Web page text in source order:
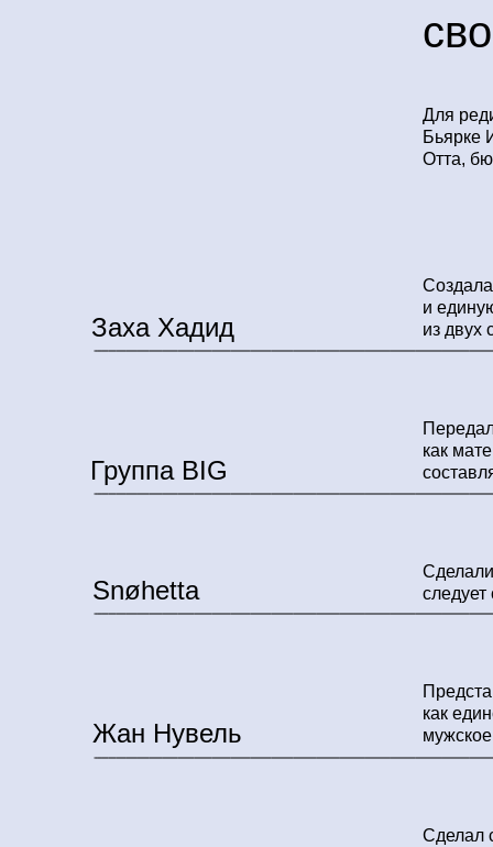
и
из двух
Заха Хадид
следует
Snøhetta
как
Жан Нувель
Сделал
как
Группа BIG
Для
Бьярке
Отта,